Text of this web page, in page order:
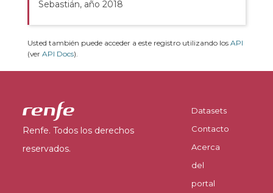
Sebastián, año 2018
Usted también puede acceder a este registro utilizando los API
(ver API Docs).
Renfe. Todos los derechos
reservados.
Datasets
Contacto
Acerca
del
portal